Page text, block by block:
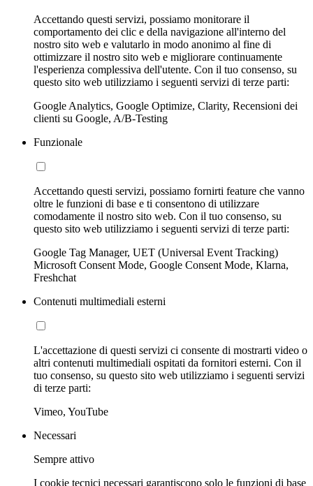
Accettando questi servizi, possiamo monitorare il
comportamento dei clic e della navigazione all'interno del
nostro sito web e valutarlo in modo anonimo al fine di
ottimizzare il nostro sito web e migliorare continuamente
l'esperienza complessiva dell'utente. Con il tuo consenso, su
questo sito web utilizziamo i seguenti servizi di terze parti:
Google Analytics, Google Optimize, Clarity, Recensioni dei
clienti su Google, A/B-Testing
Funzionale
Accettando questi servizi, possiamo fornirti feature che vanno
oltre le funzioni di base e ti consentono di utilizzare
comodamente il nostro sito web. Con il tuo consenso, su
questo sito web utilizziamo i seguenti servizi di terze parti:
Google Tag Manager, UET (Universal Event Tracking)
Microsoft Consent Mode, Google Consent Mode, Klarna,
Freshchat
Contenuti multimediali esterni
L'accettazione di questi servizi ci consente di mostrarti video o
altri contenuti multimediali ospitati da fornitori esterni. Con il
tuo consenso, su questo sito web utilizziamo i seguenti servizi
di terze parti:
Vimeo, YouTube
Necessari
Sempre attivo
I cookie tecnici necessari garantiscono solo le funzioni di base